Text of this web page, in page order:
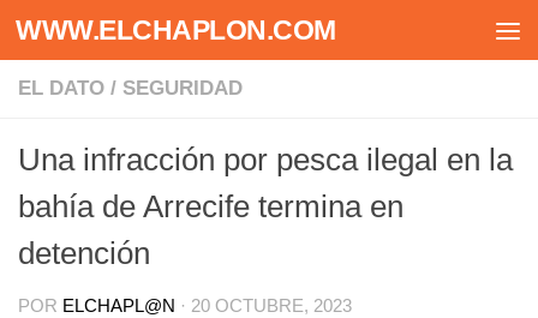
Saltar al contenido
WWW.ELCHAPLON.COM
EL DATO / SEGURIDAD
Una infracción por pesca ilegal en la
bahía de Arrecife termina en
detención
POR ELCHAPL@N · 20 OCTUBRE, 2023